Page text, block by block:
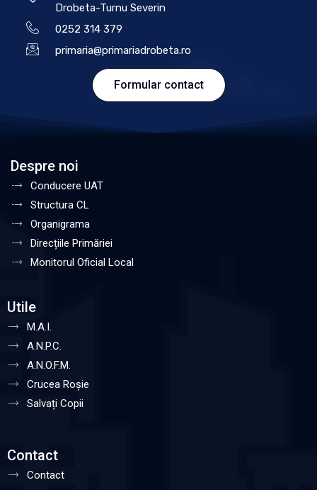
Drobeta-Turnu Severin
0252 314 379
primaria@primariadrobeta.ro
Formular contact
Despre noi
Conducere UAT
Structura CL
Organigrama
Direcțiile Primăriei
Monitorul Oficial Local
Utile
M.A.I.
A.N.P.C.
A.N.O.F.M.
Crucea Roșie
Salvați Copii
Contact
Contact